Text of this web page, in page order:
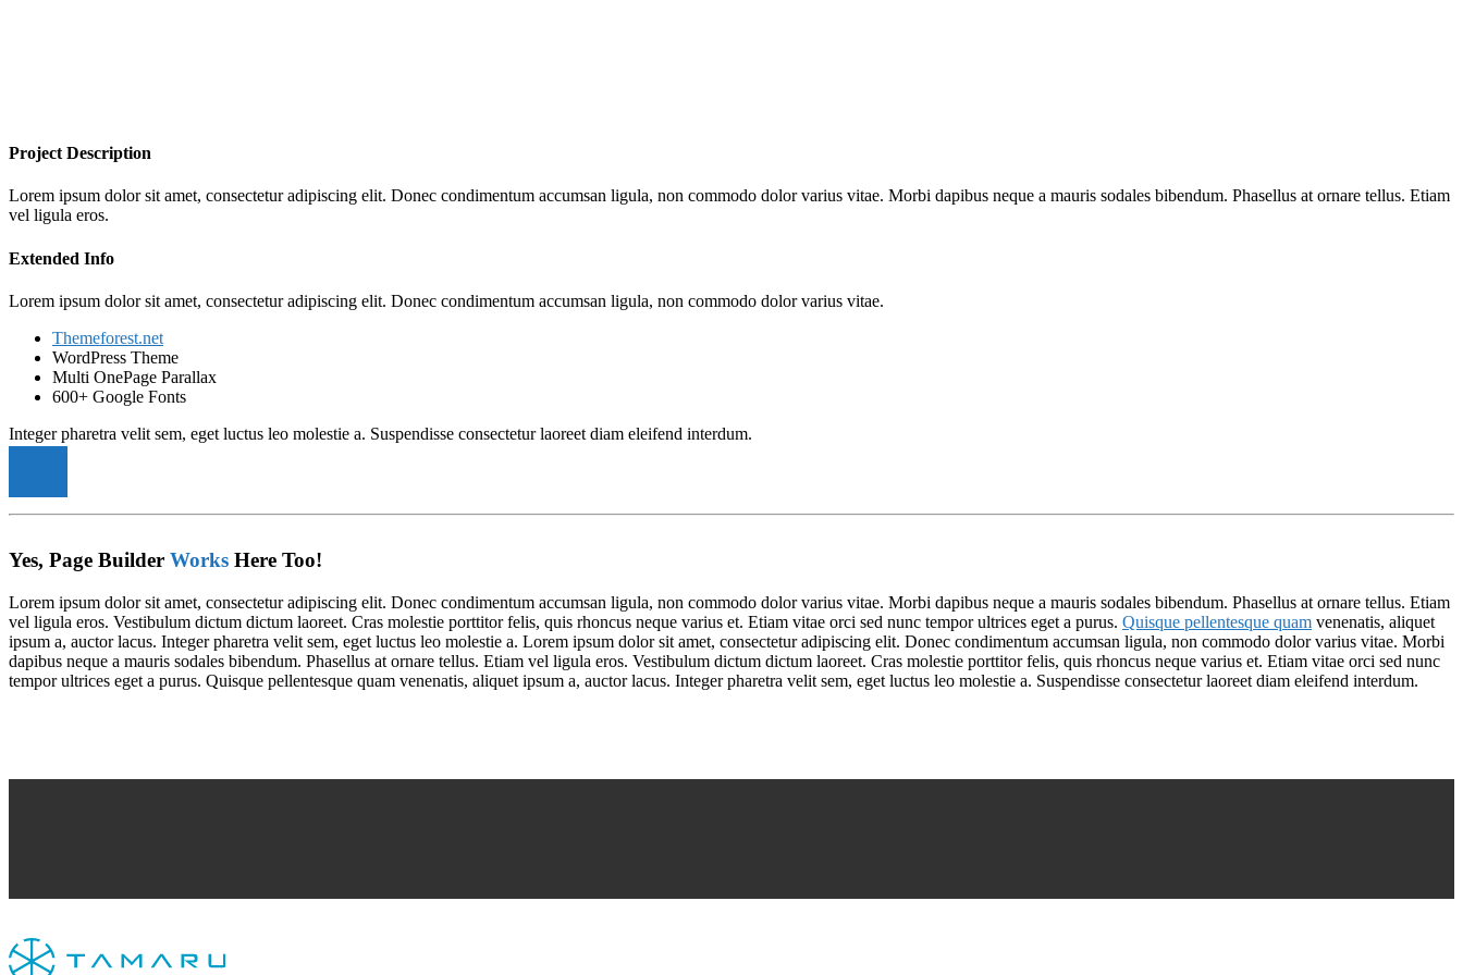
Project Description
Lorem ipsum dolor sit amet, consectetur adipiscing elit. Donec condimentum accumsan ligula, non commodo dolor varius vitae. Morbi dapibus neque a mauris sodales bibendum. Phasellus at ornare tellus. Etiam
vel ligula eros.
Extended Info
Lorem ipsum dolor sit amet, consectetur adipiscing elit. Donec condimentum accumsan ligula, non commodo dolor varius vitae.
Themeforest.net
WordPress Theme
Multi OnePage Parallax
600+ Google Fonts
Integer pharetra velit sem, eget luctus leo molestie a. Suspendisse consectetur laoreet diam eleifend interdum.
Yes, Page Builder Works Here Too!
Lorem ipsum dolor sit amet, consectetur adipiscing elit. Donec condimentum accumsan ligula, non commodo dolor varius vitae. Morbi dapibus neque a mauris sodales bibendum. Phasellus at ornare tellus. Etiam
vel ligula eros. Vestibulum dictum dictum laoreet. Cras molestie porttitor felis, quis rhoncus neque varius et. Etiam vitae orci sed nunc tempor ultrices eget a purus. Quisque pellentesque quam venenatis, aliquet
ipsum a, auctor lacus. Integer pharetra velit sem, eget luctus leo molestie a. Lorem ipsum dolor sit amet, consectetur adipiscing elit. Donec condimentum accumsan ligula, non commodo dolor varius vitae. Morbi
dapibus neque a mauris sodales bibendum. Phasellus at ornare tellus. Etiam vel ligula eros. Vestibulum dictum dictum laoreet. Cras molestie porttitor felis, quis rhoncus neque varius et. Etiam vitae orci sed nunc
tempor ultrices eget a purus. Quisque pellentesque quam venenatis, aliquet ipsum a, auctor lacus. Integer pharetra velit sem, eget luctus leo molestie a. Suspendisse consectetur laoreet diam eleifend interdum.